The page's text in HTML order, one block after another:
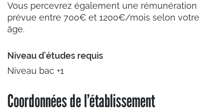
Vous percevrez également une rémunération
prévue entre 700€ et 1200€/mois selon votre
âge.
Niveau d’études requis
Niveau bac +1
Coordonnées de l’établissement